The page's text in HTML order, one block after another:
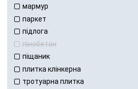
мармур
паркет
підлога
пінобетон
піщаник
плитка клінкерна
тротуарна плитка